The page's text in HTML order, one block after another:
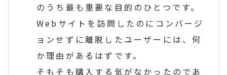
のうち最も重要な目的のひとつです。
Webサイトを訪問したのにコンバージ
ョンせずに離脱したユーザーには、何
か理由があるはずです。
そもそも購入する気がなかったのであ